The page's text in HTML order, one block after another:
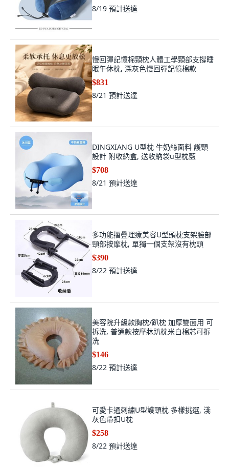
8/19 預計送達
慢回彈記憶棉頸枕人體工學頸部支撐睡
眠午休枕, 深灰色慢回彈記憶棉款
$831
8/21 預計送達
DINGXIANG U型枕 牛奶絲面料 護頸
設計 附收納盒, 送收納袋u型枕藍
$708
8/21 預計送達
多功能摺疊理療美容U型頭枕支架臉部
頸部按摩枕, 單獨一個支架沒有枕頭
$390
8/22 預計送達
美容院升級款胸枕/趴枕 加厚雙面用 可
拆洗, 普通款按摩牀趴枕米白棉芯可拆
洗
$146
8/22 預計送達
可愛卡通刺繡U型護頸枕 多樣挑選, 淺
灰色帶扣U枕
$258
8/22 預計送達